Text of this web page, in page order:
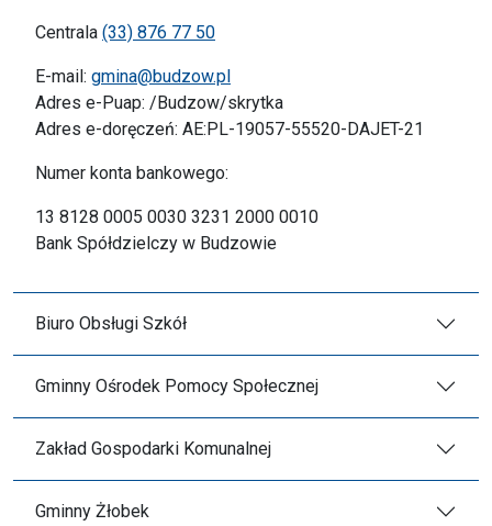
Centrala (33) 876 77 50
E-mail: gmina@budzow.pl
Adres e-Puap: /Budzow/skrytka
Adres e-doręczeń: AE:PL-19057-55520-DAJET-21
Numer konta bankowego:
13 8128 0005 0030 3231 2000 0010
Bank Spółdzielczy w Budzowie
Biuro Obsługi Szkół
Gminny Ośrodek Pomocy Społecznej
Zakład Gospodarki Komunalnej
Gminny Żłobek